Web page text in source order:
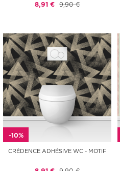
8,91 € 9,90 €
-10%
CRÉDENCE ADHÉSIVE WC - MOTIF